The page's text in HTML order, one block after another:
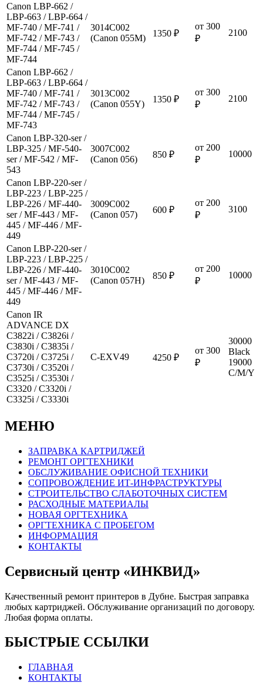
Canon LBP-662 /
LBP-663 / LBP-664 /
MF-740 / MF-741 /
MF-742 / MF-743 /
MF-744 / MF-745 /
MF-744
3014C002
(Canon 055M)
1350 ₽
от 300
₽
2100
Canon LBP-662 /
LBP-663 / LBP-664 /
MF-740 / MF-741 /
MF-742 / MF-743 /
MF-744 / MF-745 /
MF-743
3013C002
(Canon 055Y)
1350 ₽
от 300
₽
2100
Canon LBP-320-ser /
LBP-325 / MF-540-
ser / MF-542 / MF-
543
3007C002
(Canon 056)
850 ₽
от 200
₽
10000
Canon LBP-220-ser /
LBP-223 / LBP-225 /
LBP-226 / MF-440-
ser / MF-443 / MF-
445 / MF-446 / MF-
449
3009C002
(Canon 057)
600 ₽
от 200
₽
3100
Canon LBP-220-ser /
LBP-223 / LBP-225 /
LBP-226 / MF-440-
ser / MF-443 / MF-
445 / MF-446 / MF-
449
3010C002
(Canon 057H)
850 ₽
от 200
₽
10000
Canon IR
ADVANCE DX
C3822i / C3826i /
C3830i / C3835i /
C3720i / C3725i /
C3730i / C3520i /
C3525i / C3530i /
C3320 / C3320i /
C3325i / C3330i
C-EXV49 4250 ₽
от 300
₽
30000
Black
19000
C/M/Y
МЕНЮ
ЗАПРАВКА КАРТРИДЖЕЙ
РЕМОНТ ОРГТЕХНИКИ
ОБСЛУЖИВАНИЕ ОФИСНОЙ ТЕХНИКИ
СОПРОВОЖДЕНИЕ ИТ-ИНФРАСТРУКТУРЫ
СТРОИТЕЛЬСТВО СЛАБОТОЧНЫХ СИСТЕМ
РАСХОДНЫЕ МАТЕРИАЛЫ
НОВАЯ ОРГТЕХНИКА
ОРГТЕХНИКА С ПРОБЕГОМ
ИНФОРМАЦИЯ
КОНТАКТЫ
Сервисный центр «ИНКВИД»
Качественный ремонт принтеров в Дубне. Быстрая заправка
любых картриджей. Обслуживание организаций по договору.
Любая форма оплаты.
БЫСТРЫЕ ССЫЛКИ
ГЛАВНАЯ
КОНТАКТЫ